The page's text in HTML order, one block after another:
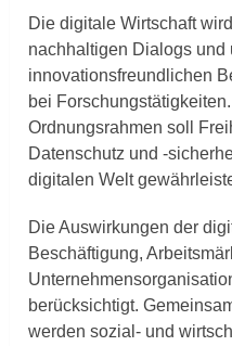
Die digitale Wirtschaft
nachhaltigen Dialogs und
innovationsfreundlichen
bei
Ordnungsrahmen soll
Datenschutz und -
digitalen Welt
Die Auswirkungen der
Beschäftigung,
berücksichtigt.
werden sozial- und